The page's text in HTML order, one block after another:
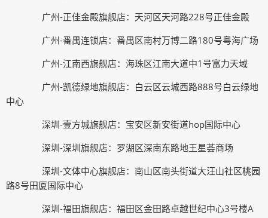
广州-正佳金殿旗舰店：天河区天河路228号正佳金殿
广州-番禺连锁店：番禺区南村万博二路180号粤海广场
广州-江南西旗舰店：海珠区江南大道中1号富力天域
广州-凯德绿地旗舰店：白云区云城西路888号白云绿地
中心
深圳-壹方城旗舰店：宝安区新安街道hop国际中心
深圳-深圳旗舰店：罗湖区深南东路地王星荟商场
深圳-文体中心旗舰店：南山区南头街道大汪山社区桃园
路8号田厦国际中心
深圳-福田旗舰店：福田区金田路卓越世纪中心3号楼A